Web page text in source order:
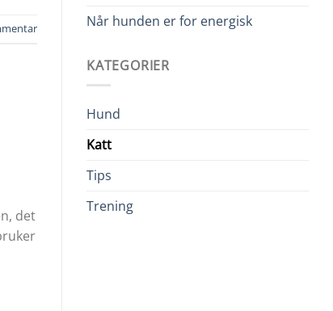
det
Når hunden er for energisk
KATEGORIER
Hund
Katt
Tips
Trening